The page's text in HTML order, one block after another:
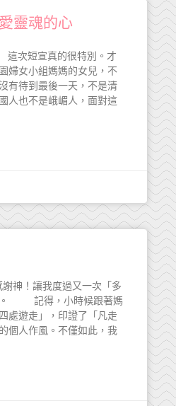
靈魂的心
次短宣真的很特別。才
婦女小組媽媽的女兒，不
有待到最後一天，不是清
人也不是峨嵋人，面對這
神！讓我度過又一次「多
。 記得，小時候跟著媽
處遊走」，印證了「凡走
個人作風。不僅如此，我